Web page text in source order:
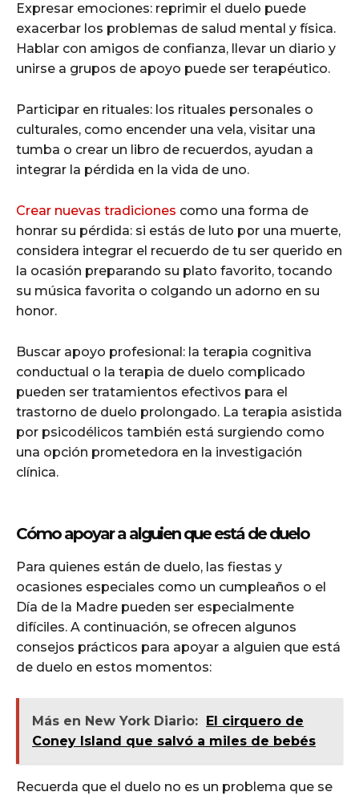
Expresar emociones: reprimir el duelo puede
exacerbar los problemas de salud mental y física.
Hablar con amigos de confianza, llevar un diario y
unirse a grupos de apoyo puede ser terapéutico.
Participar en rituales: los rituales personales o
culturales, como encender una vela, visitar una
tumba o crear un libro de recuerdos, ayudan a
integrar la pérdida en la vida de uno.
Crear nuevas tradiciones como una forma de
honrar su pérdida: si estás de luto por una muerte,
considera integrar el recuerdo de tu ser querido en
la ocasión preparando su plato favorito, tocando
su música favorita o colgando un adorno en su
honor.
Buscar apoyo profesional: la terapia cognitiva
conductual o la terapia de duelo complicado
pueden ser tratamientos efectivos para el
trastorno de duelo prolongado. La terapia asistida
por psicodélicos también está surgiendo como
una opción prometedora en la investigación
clínica.
Cómo apoyar a alguien que está de duelo
Para quienes están de duelo, las fiestas y
ocasiones especiales como un cumpleaños o el
Día de la Madre pueden ser especialmente
difíciles. A continuación, se ofrecen algunos
consejos prácticos para apoyar a alguien que está
de duelo en estos momentos:
Más en New York Diario: El cirquero de
Coney Island que salvó a miles de bebés
Recuerda que el duelo no es un problema que se